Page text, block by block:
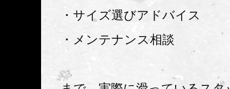
・サイズ選びアドバイス
・メンテナンス相談